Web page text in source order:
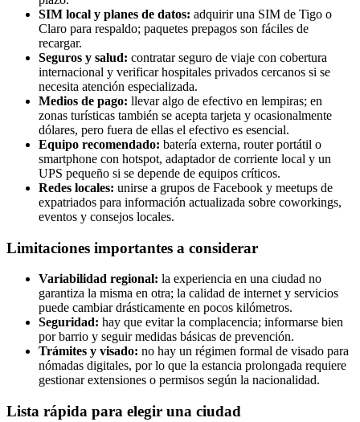
SIM local y planes de datos: adquirir una SIM de Tigo o
Claro para respaldo; paquetes prepagos son fáciles de
recargar.
Seguros y salud: contratar seguro de viaje con cobertura
internacional y verificar hospitales privados cercanos si se
necesita atención especializada.
Medios de pago: llevar algo de efectivo en lempiras; en
zonas turísticas también se acepta tarjeta y ocasionalmente
dólares, pero fuera de ellas el efectivo es esencial.
Equipo recomendado: batería externa, router portátil o
smartphone con hotspot, adaptador de corriente local y un
UPS pequeño si se depende de equipos críticos.
Redes locales: unirse a grupos de Facebook y meetups de
expatriados para información actualizada sobre coworkings,
eventos y consejos locales.
Limitaciones importantes a considerar
Variabilidad regional: la experiencia en una ciudad no
garantiza la misma en otra; la calidad de internet y servicios
puede cambiar drásticamente en pocos kilómetros.
Seguridad: hay que evitar la complacencia; informarse bien
por barrio y seguir medidas básicas de prevención.
Trámites y visado: no hay un régimen formal de visado para
nómadas digitales, por lo que la estancia prolongada requiere
gestionar extensiones o permisos según la nacionalidad.
Lista rápida para elegir una ciudad